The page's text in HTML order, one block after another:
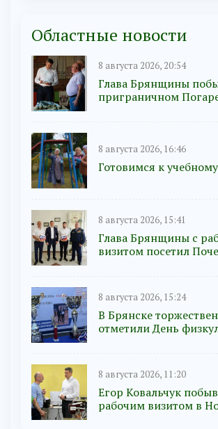
Областные новости
8 августа 2026, 20:54
Глава Брянщины
приграничном
8 августа 2026, 16:46
Готовимся к
8 августа 2026, 15:41
Глава Брянщины с
визитом посетил
8 августа 2026, 15:24
В Брянске
отметили День
8 августа 2026, 11:20
Егор Ковальчук
рабочим визитом в